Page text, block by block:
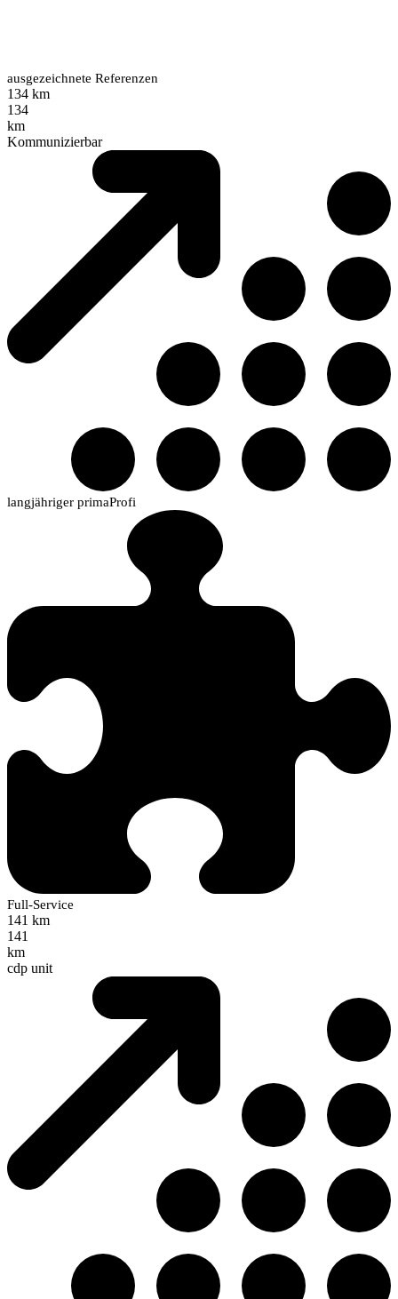
ausgezeichnete Referenzen
134 km
134
km
Kommunizierbar
langjähriger primaProfi
Full-Service
141 km
141
km
cdp unit